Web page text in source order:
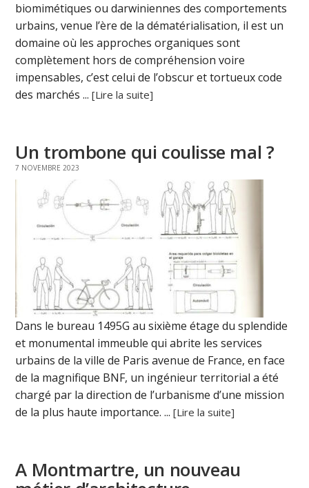
biomimétiques ou darwiniennes des comportements
urbains, venue l’ère de la dématérialisation, il est un
domaine où les approches organiques sont
complètement hors de compréhension voire
impensables, c’est celui de l’obscur et tortueux code
des marchés ...[Lire la suite]
Un trombone qui coulisse mal ?
7 NOVEMBRE 2023
Dans le bureau 1495G au sixième étage du splendide
et monumental immeuble qui abrite les services
urbains de la ville de Paris avenue de France, en face
de la magnifique BNF, un ingénieur territorial a été
chargé par la direction de l’urbanisme d’une mission
de la plus haute importance. ...[Lire la suite]
A Montmartre, un nouveau